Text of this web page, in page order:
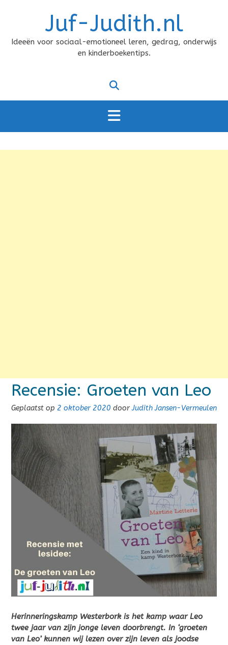
Juf-Judith.nl
Ideeën voor sociaal-emotioneel leren, gedrag, onderwijs
en kinderboekentips.
Recensie: Groeten van Leo
Geplaatst op 2 oktober 2020 doorJudith Jansen-Vermeulen
Herinneringskamp Westerbork is het kamp waar Leo
twee jaar van zijn jonge leven doorbrengt. In ‘groeten
van Leo’ kunnen wij lezen over zijn leven als joodse